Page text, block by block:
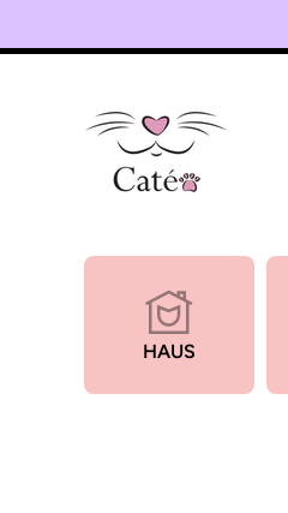
HAUS